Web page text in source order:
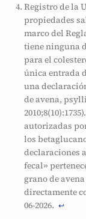
Registro de la
propiedades
marco del
tiene ninguna
para el
única entrada
una
de avena,
autorizadas
los
declaraciones
fecal»
grano de
directamente
06-2026. ↩